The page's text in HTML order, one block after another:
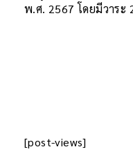
พ.ศ. 2567 โดยมีวาระ
[post-views]